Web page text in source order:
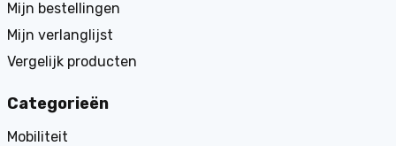
Mijn bestellingen
Mijn verlanglijst
Vergelijk producten
Categorieën
Mobiliteit